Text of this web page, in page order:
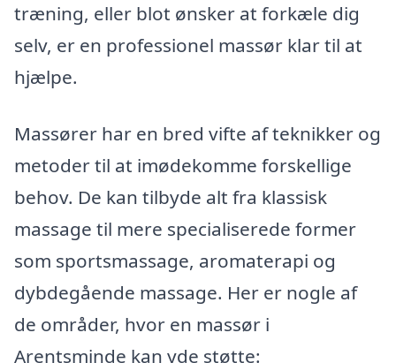
træning, eller blot ønsker at forkæle dig
selv, er en professionel massør klar til at
hjælpe.
Massører har en bred vifte af teknikker og
metoder til at imødekomme forskellige
behov. De kan tilbyde alt fra klassisk
massage til mere specialiserede former
som sportsmassage, aromaterapi og
dybdegående massage. Her er nogle af
de områder, hvor en massør i
Arentsminde kan yde støtte: